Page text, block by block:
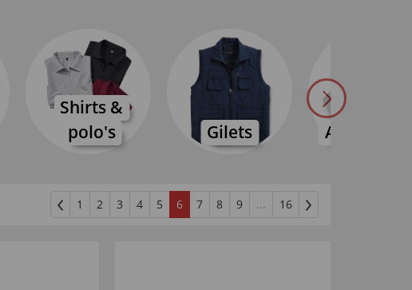
Shirts &
polo's
Gilets
1 2 3 4 5 6 7 8 9 ... 16